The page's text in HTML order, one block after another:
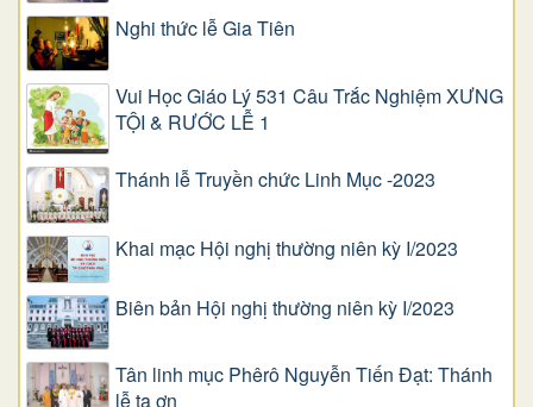
Nghi thức lễ Gia Tiên
Vui Học Giáo Lý 531 Câu Trắc Nghiệm XƯNG
TỘI & RƯỚC LỄ 1
Thánh lễ Truyền chức Linh Mục -2023
Khai mạc Hội nghị thường niên kỳ I/2023
Biên bản Hội nghị thường niên kỳ I/2023
Tân linh mục Phêrô Nguyễn Tiến Đạt: Thánh
lễ tạ ơn